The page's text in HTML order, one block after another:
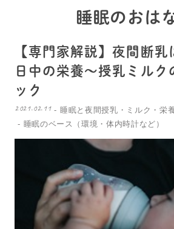
睡眠のおは
【専門家解説】夜間断乳
日中の栄養～授乳ミルク
ック
2021.02.11
睡眠と夜間授乳・ミルク・栄
睡眠のベース（環境・体内時計など）